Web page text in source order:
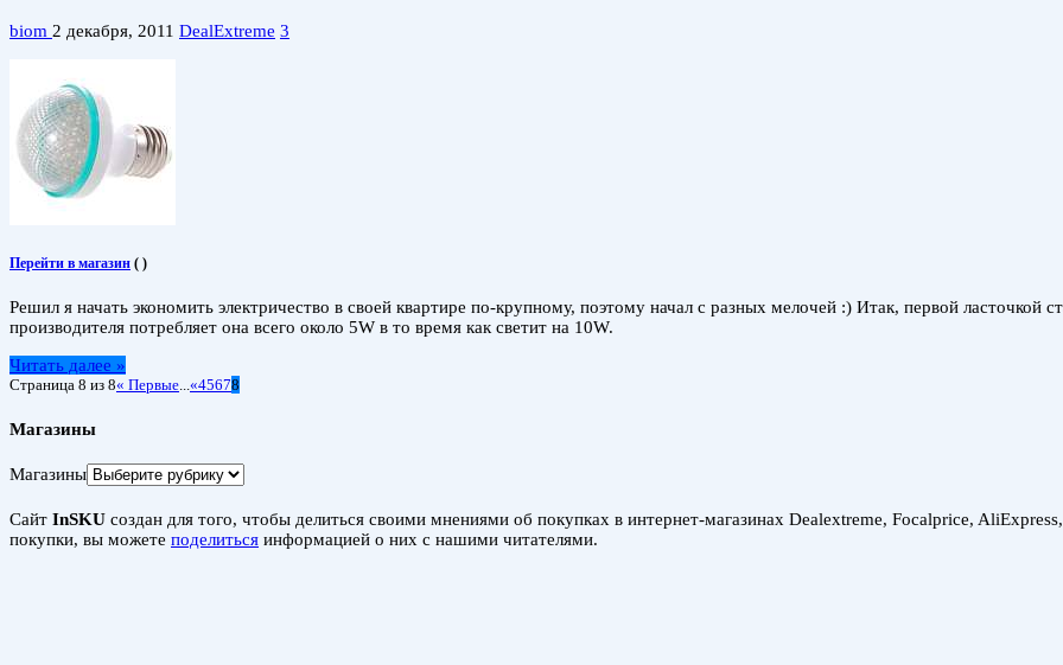
biom 2 декабря, 2011 DealExtreme 3
Перейти в магазин ( )
Решил я начать экономить электричество в своей квартире по-крупному, поэтому начал с разных мелочей :) Итак, первой ласточкой
производителя потребляет она всего около 5W в то время как светит на 10W.
Читать далее »
Страница 8 из 8« Первые «45678
Магазины
Магазины
Сайт InSKU создан для того, чтобы делиться своими мнениями об покупках в интернет-магазинах Dealextreme, Focalprice,
покупки, вы можете поделиться информацией о них с нашими читателями.